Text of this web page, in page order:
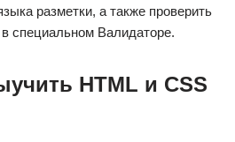
разметки, а также проверить
специальном Валидаторе.
HTML и CSS